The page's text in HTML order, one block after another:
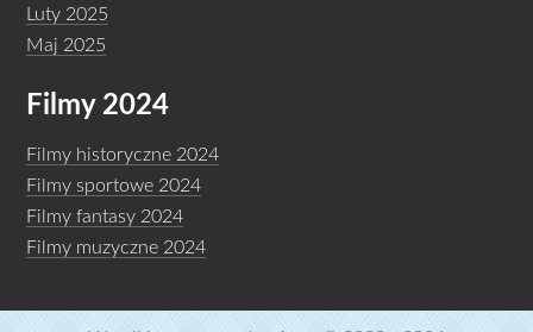
Luty 2025
Maj 2025
Filmy 2024
Filmy historyczne 2024
Filmy sportowe 2024
Filmy fantasy 2024
Filmy muzyczne 2024